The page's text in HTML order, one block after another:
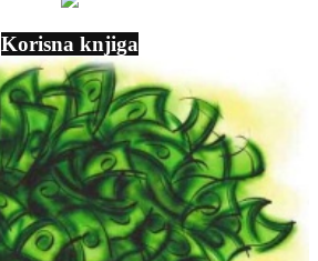
Korisna knjiga